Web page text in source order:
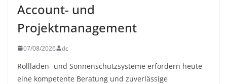
Account- und
Projektmanagement
07/08/2026 dc
Rollladen- und Sonnenschutzsysteme erfordern heute
eine kompetente Beratung und zuverlässige